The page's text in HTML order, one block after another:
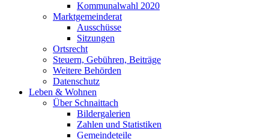
Kommunalwahl 2020
Marktgemeinderat
Ausschüsse
Sitzungen
Ortsrecht
Steuern, Gebühren, Beiträge
Weitere Behörden
Datenschutz
Leben & Wohnen
Über Schnaittach
Bildergalerien
Zahlen und Statistiken
Gemeindeteile